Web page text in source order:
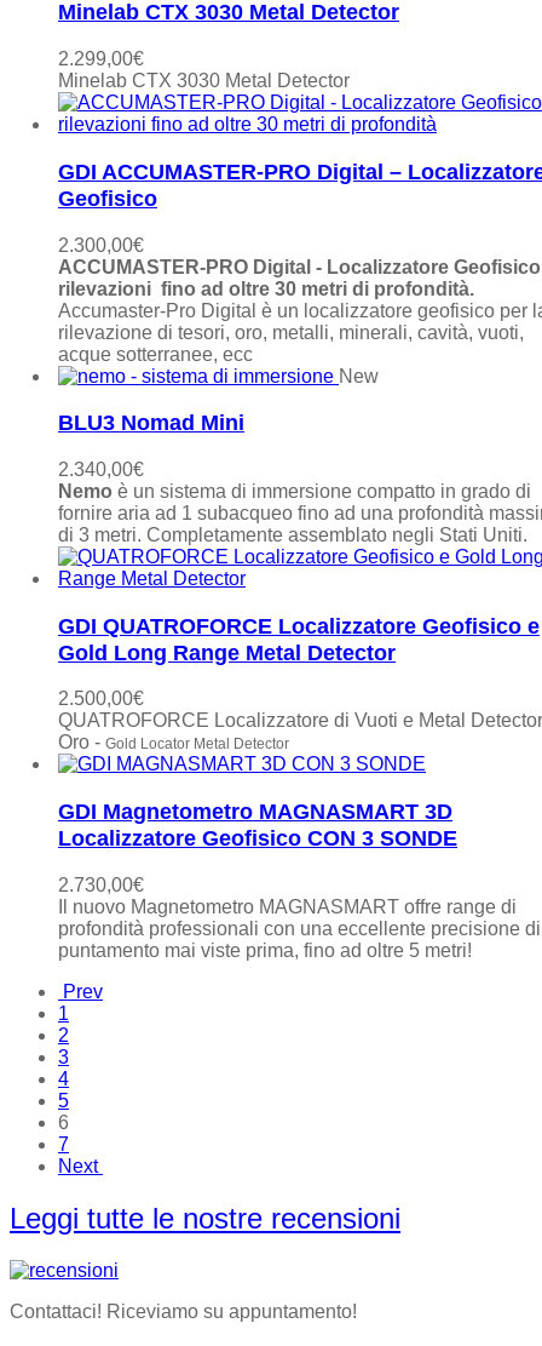
Minelab CTX 3030 Metal Detector
2.299,00€
Minelab CTX 3030 Metal Detector
GDI ACCUMASTER-PRO Digital –
Geofisico
2.300,00€
ACCUMASTER-PRO Digital - Localizzatore
rilevazioni fino ad oltre 30 metri di profondità.
Accumaster-Pro Digital è un localizzatore geofisico per
rilevazione di tesori, oro, metalli, minerali, cavità, vuoti,
acque sotterranee, ecc
New
BLU3 Nomad Mini
2.340,00€
Nemo è un sistema di immersione compatto in grado di
fornire aria ad 1 subacqueo fino ad una profondità
di 3 metri. Completamente assemblato negli Stati Uniti.
GDI QUATROFORCE Localizzatore Geofisico e
Gold Long Range Metal Detector
2.500,00€
QUATROFORCE Localizzatore di Vuoti e Metal
Oro - Gold Locator Metal Detector
GDI Magnetometro MAGNASMART 3D
Localizzatore Geofisico CON 3 SONDE
2.730,00€
Il nuovo Magnetometro MAGNASMART offre range di
profondità professionali con una eccellente precisione di
puntamento mai viste prima, fino ad oltre 5 metri!
Prev
1
2
3
4
5
6
7
Next
Leggi tutte le nostre recensioni
Contattaci! Riceviamo su appuntamento!